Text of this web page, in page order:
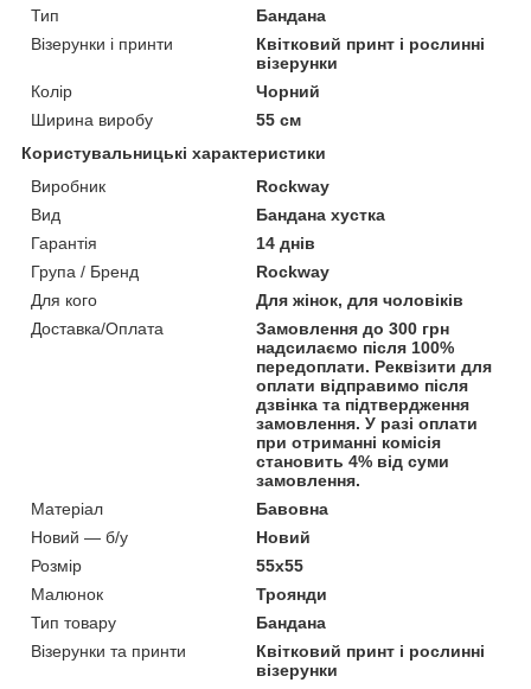
Тип
Бандана
Візерунки і принти
Квітковий принт і рослинні
візерунки
Колір
Чорний
Ширина виробу
55 см
Користувальницькі характеристики
Виробник
Rockway
Вид
Бандана хустка
Гарантія
14 днів
Група / Бренд
Rockway
Для кого
Для жінок, для чоловіків
Доставка/Оплата
Замовлення до 300 грн
надсилаємо після 100%
передоплати. Реквізити для
оплати відправимо після
дзвінка та підтвердження
замовлення. У разі оплати
при отриманні комісія
становить 4% від суми
замовлення.
Матеріал
Бавовна
Новий — б/у
Новий
Розмір
55х55
Малюнок
Троянди
Тип товару
Бандана
Візерунки та принти
Квітковий принт і рослинні
візерунки